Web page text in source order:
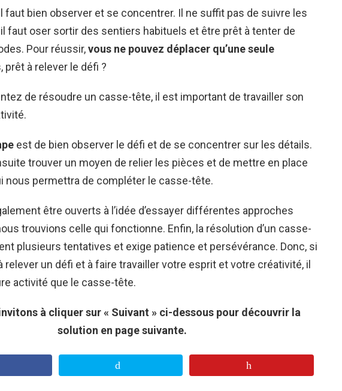
faut bien observer et se concentrer. Il ne suffit pas de suivre les
faut oser sortir des sentiers habituels et être prêt à tenter de
Pour réussir,vous ne pouvez déplacer qu’une seule
prêt à relever le défi ?
de résoudre un casse-tête, il est important de travailler son
est de bien observer le défi et de se concentrer sur les détails.
trouver un moyen de relier les pièces et de mettre en place
nous permettra de compléter le casse-tête.
être ouverts à l’idée d’essayer différentes approches
trouvions celle qui fonctionne. Enfin, la résolution d’un casse-
plusieurs tentatives et exige patience et persévérance. Donc, si
relever un défi et à faire travailler votre esprit et votre créativité, il
activité que le casse-tête.
à cliquer sur « Suivant » ci-dessous pour découvrir la
solution en page suivante.